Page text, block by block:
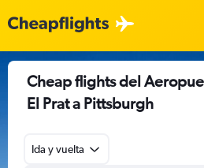
Cheap flights del
El Prat a Pittsburgh
Ida y vuelta